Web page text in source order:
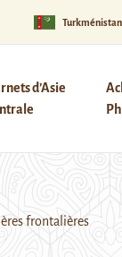
Turkménistan
d’Asie
frontalières